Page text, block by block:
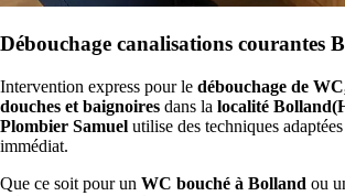
Débouchage canalisations courantes
Intervention express pour le débouchage de
douches et baignoires dans la localité
Plombier Samuel utilise des techniques
immédiat.
Que ce soit pour un WC bouché à Bolland ou